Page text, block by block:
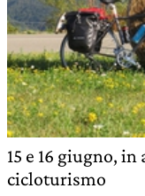
15 e 16 giugno,
cicloturismo